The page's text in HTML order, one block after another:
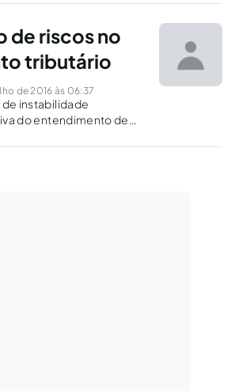
constitucionais e
negocial.
de riscos no
tributário
de 2016 às 06:37
de instabilidade
do entendimento de
de risco para a melhor